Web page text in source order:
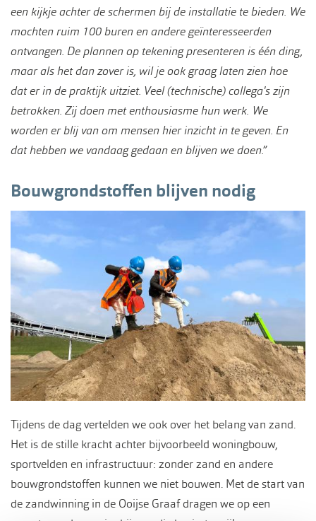
een kijkje achter de schermen bij de installatie te bieden. We
mochten ruim 100 buren en andere geïnteresseerden
ontvangen. De plannen op tekening presenteren is één ding,
maar als het dan zover is, wil je ook graag laten zien hoe
dat er in de praktijk uitziet. Veel (technische) collega's zijn
betrokken. Zij doen met enthousiasme hun werk. We
worden er blij van om mensen hier inzicht in te geven. En
dat hebben we vandaag gedaan en blijven we doen.”
Bouwgrondstoffen blijven nodig
Tijdens de dag vertelden we ook over het belang van zand.
Het is de stille kracht achter bijvoorbeeld woningbouw,
sportvelden en infrastructuur: zonder zand en andere
bouwgrondstoffen kunnen we niet bouwen. Met de start van
de zandwinning in de Ooijse Graaf dragen we op een